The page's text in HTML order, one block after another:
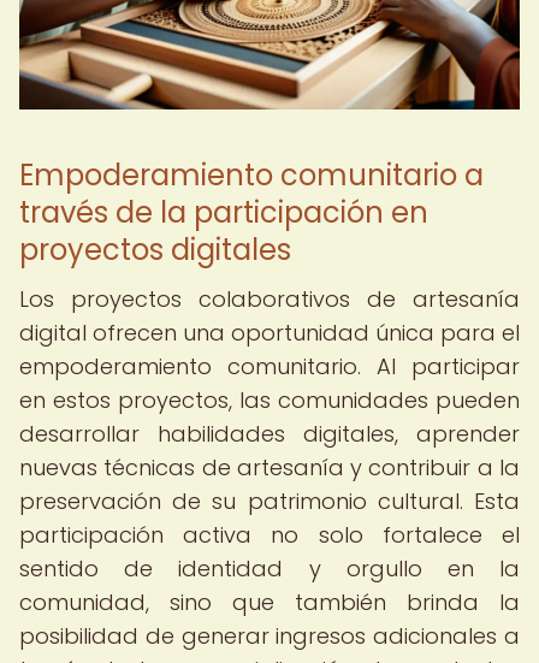
Empoderamiento comunitario a
través de la participación en
proyectos digitales
Los proyectos colaborativos de artesanía
digital ofrecen una oportunidad única para el
empoderamiento comunitario. Al participar
en estos proyectos, las comunidades pueden
desarrollar habilidades digitales, aprender
nuevas técnicas de artesanía y contribuir a la
preservación de su patrimonio cultural. Esta
participación activa no solo fortalece el
sentido de identidad y orgullo en la
comunidad, sino que también brinda la
posibilidad de generar ingresos adicionales a